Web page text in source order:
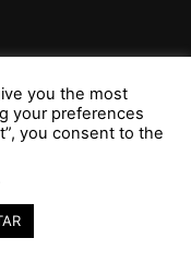
you the most
your preferences
you consent to the